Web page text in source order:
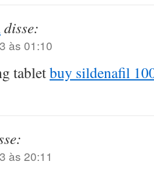
disse:
às 01:10
tabletbuy sildenafil
às 20:11